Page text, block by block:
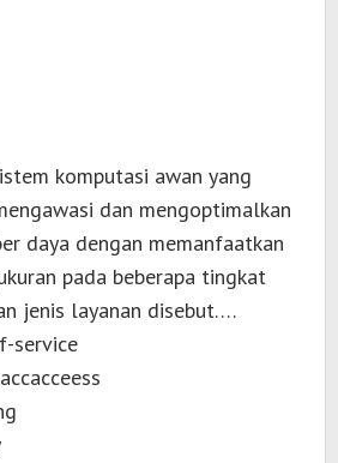
komputasi awan yang
dan mengoptimalkan
daya dengan memanfaatkan
pada beberapa tingkat
jenis layanan disebut….
service